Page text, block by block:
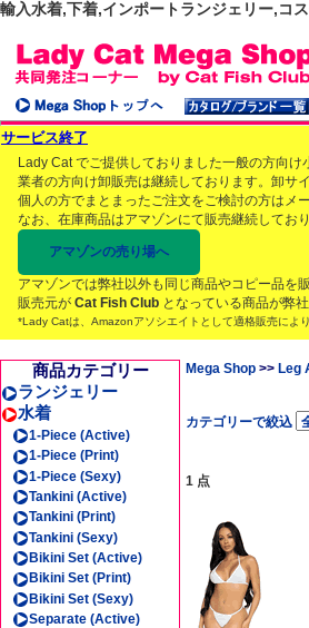
輸入水着,下着,インポートランジェリー,コ
サービス終了
Lady Cat でご提供しておりました一般の方向
業者の方向け卸販売は継続しております。卸サ
個人の方でまとまったご注文をご検討の方はメ
なお、在庫商品はアマゾンにて販売継続しており
アマゾンの売り場へ
アマゾンでは弊社以外も同じ商品やコピー品を
販売元が Cat Fish Club となっている商品が弊
*Lady Catは、Amazonアソシエイトとして適格販売によ
商品カテゴリー
ランジェリー
水着
1-Piece (Active)
1-Piece (Print)
1-Piece (Sexy)
Tankini (Active)
Tankini (Print)
Tankini (Sexy)
Bikini Set (Active)
Bikini Set (Print)
Bikini Set (Sexy)
Separate (Active)
Mega Shop >> Leg
カテゴリーで絞込
1 点